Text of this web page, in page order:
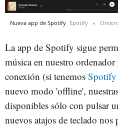
Nueva app de Spotify Spotify
La app de Spotify sigue
música en nuestro ordenador
conexión (si tenemos Spotify
nuevo modo 'offline',
disponibles sólo con pulsar
nuevos atajos de teclado